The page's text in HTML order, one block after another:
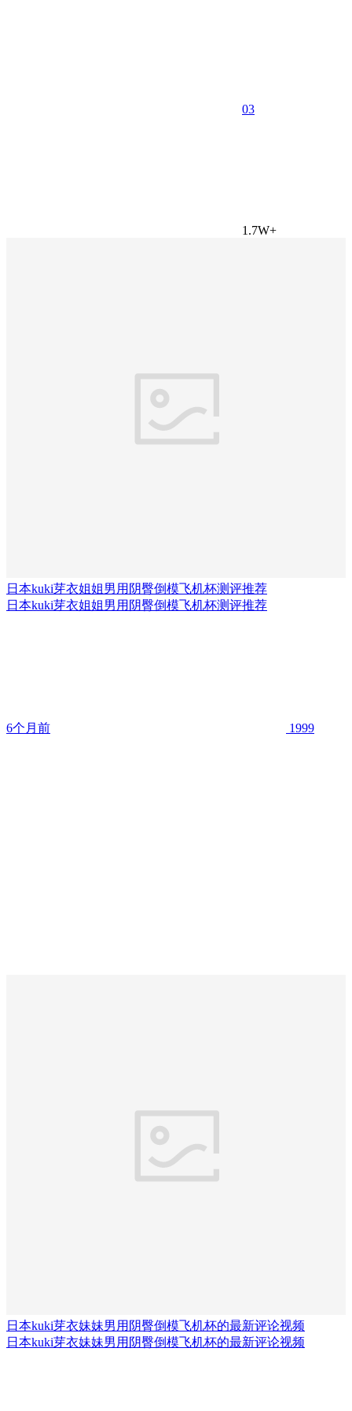
03
1.7W+
日本kuki芽衣姐姐男用阴臀倒模飞机杯测评推荐
日本kuki芽衣姐姐男用阴臀倒模飞机杯测评推荐
6个月前 1999
日本kuki芽衣妹妹男用阴臀倒模飞机杯的最新评论视频
日本kuki芽衣妹妹男用阴臀倒模飞机杯的最新评论视频